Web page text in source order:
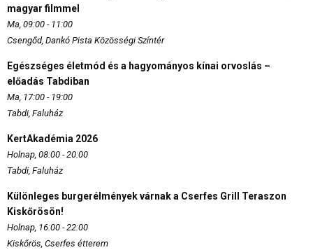
magyar filmmel
Ma, 09:00 - 11:00
Csengőd, Dankó Pista Közösségi Színtér
Egészséges életmód és a hagyományos kínai orvoslás –
előadás Tabdiban
Ma, 17:00 - 19:00
Tabdi, Faluház
KertAkadémia 2026
Holnap, 08:00 - 20:00
Tabdi, Faluház
Különleges burgerélmények várnak a Cserfes Grill Teraszon
Kiskőrösön!
Holnap, 16:00 - 22:00
Kiskőrös, Cserfes étterem